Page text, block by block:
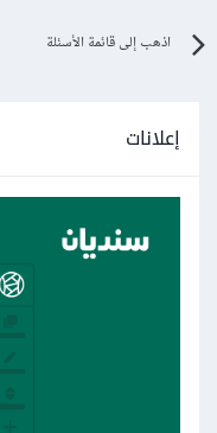
اذهب إلى قائمة الأسئلة
إعلانات